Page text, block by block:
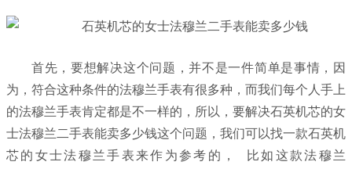
首先，要想解决这个问题，并不是一件简单是事情，因
为，符合这种条件的法穆兰手表有很多种，而我们每个人手上
的法穆兰手表肯定都是不一样的，所以，要解决石英机芯的女
士法穆兰二手表能卖多少钱这个问题，我们可以找一款石英机
芯的女士法穆兰手表来作为参考的， 比如这款法穆兰